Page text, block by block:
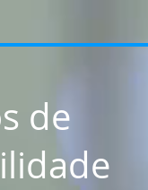
de